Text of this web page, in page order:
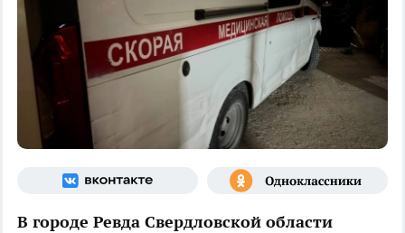
В городе Ревда Свердловской области